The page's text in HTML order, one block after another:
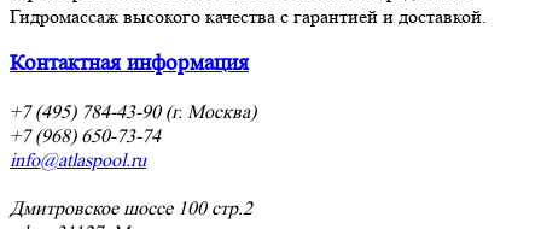
Гидромассаж высокого качества с гарантией и доставкой.
Контактная информация
+7 (495) 784-43-90 (г. Москва)
+7 (968) 650-73-74
info@atlaspool.ru
Дмитровское шоссе 100 стр.2